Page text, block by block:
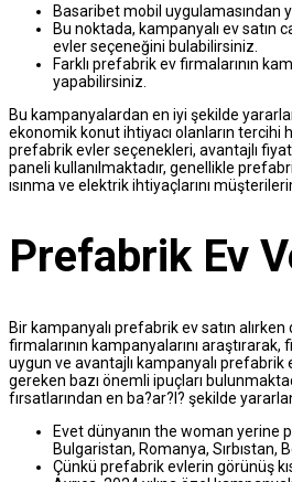
Basaribet mobil uygulamasından
Bu noktada, kampanyalı ev
evler seçeneğini bulabilirsiniz.
Farklı prefabrik ev firmalarının
yapabilirsiniz.
Bu kampanyalardan en iyi şekilde
ekonomik konut ihtiyacı olanların tercihi
prefabrik evler seçenekleri, avantajlı
paneli kullanılmaktadır, genellikle
ısınma ve elektrik ihtiyaçlarını
Prefabrik Ev
Bir kampanyalı prefabrik ev satın
firmalarının kampanyalarını
uygun ve avantajlı kampanyalı prefabrik
gereken bazı önemli ipuçları
fırsatlarından en ba?ar?l? şekilde
Evet dünyanın the woman
Bulgaristan, Romanya, Sırbıstan,
Çünkü prefabrik evlerin görünüş